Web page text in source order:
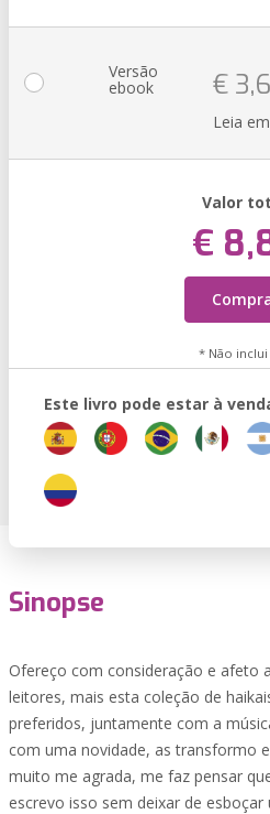
Versão
ebook €
Leia
Valor
€
* Não inclui
Este livro pode estar à
Sinopse
Ofereço com consideração e afeto
leitores, mais esta coleção de
preferidos, juntamente com a
com uma novidade, as transformo
muito me agrada, me faz pensar
escrevo isso sem deixar de